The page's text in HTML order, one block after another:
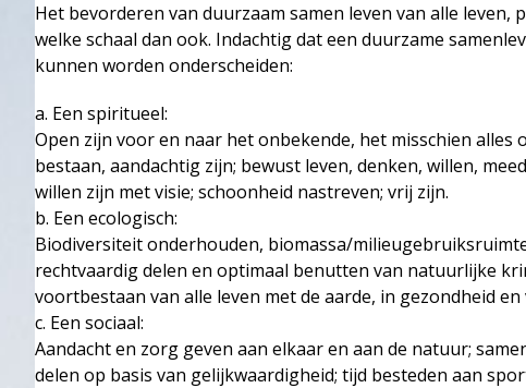
Het bevorderen van duurzaam samen leven van alle
welke schaal dan ook. Indachtig dat een duurzame
kunnen worden onderscheiden:
a. Een spiritueel:
Open zijn voor en naar het onbekende, het misschien alles
bestaan, aandachtig zijn; bewust leven, denken, willen,
willen zijn met visie; schoonheid nastreven; vrij zijn.
b. Een ecologisch:
Biodiversiteit onderhouden, biomassa/
rechtvaardig delen en optimaal benutten van natuurlijke
voortbestaan van alle leven met de aarde, in gezondheid en
c. Een sociaal:
Aandacht en zorg geven aan elkaar en aan de natuur;
delen op basis van gelijkwaardigheid; tijd besteden aan